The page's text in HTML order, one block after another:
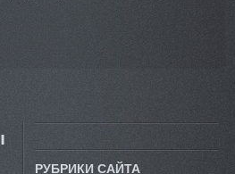
РУБРИКИ САЙТА